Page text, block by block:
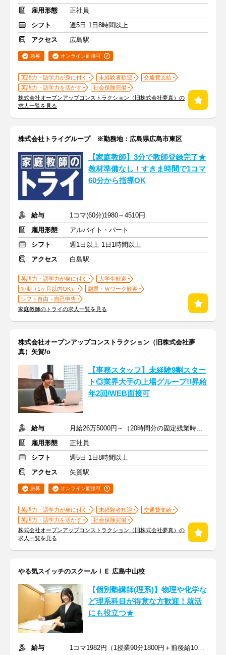
雇用形態
正社員
シフト
週5日 1日8時間以上
アクセス
広島駅
急募 オンライン面接可
英語力・語学力が身に付く 未経験者歓迎
交通費支給
英語力・語学力を活かす
社会保険完備
株式会社オープンアップコンストラクション（旧株式会社夢真）の
求人一覧を見る
株式会社トライグループ ※勤務地：広島県広島市東区
【家庭教師】3分で教師登録完了★
教材準備なし！すきま時間で1コマ
60分から指導OK
給与
1コマ(60分)1980～4510円
雇用形態
アルバイト・パート
シフト
週1日以上 1日1時間以上
アクセス
白島駅
英語力・語学力が身に付く
大学生歓迎
短期（1ヶ月以内OK）
副業・Ｗワーク歓迎
シフト自由・自己申告
家庭教師のトライの求人一覧を見る
株式会社オープンアップコンストラクション（旧株式会社夢
真）矢賀/o
【事務スタッフ】未経験9割スター
ト◎業界大手の上場グループ!!昇給
年2回/WEB面接可
給与
月給26万5000円～（20時間分の固定残業時間代を含む）
雇用形態
正社員
シフト
週5日 1日8時間以上
アクセス
矢賀駅
急募 オンライン面接可
英語力・語学力が身に付く 未経験者歓迎
交通費支給
英語力・語学力を活かす
社会保険完備
株式会社オープンアップコンストラクション（旧株式会社夢真）の
求人一覧を見る
やる気スイッチのスクールＩＥ 広島中山校
【個別塾講師(理系)】物理や化学な
ど理系科目が得意な方歓迎！就活
にも役立つ★
給与
1コマ1982円（1授業90分1800円＋前後給10分182円）